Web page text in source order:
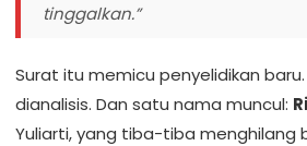
tinggalkan.”
Surat itu memicu penyelidikan
dianalisis. Dan satu nama muncul:
Yuliarti, yang tiba-tiba menghilang